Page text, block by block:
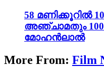
58 മണിക്കൂറിൽ
അഞ്ചാമതും
മോഹൻലാൽ
More From: Film